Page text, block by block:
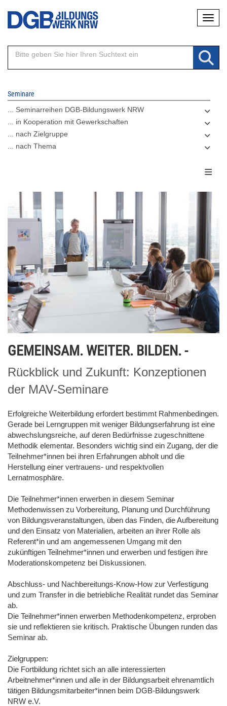
Direkt
Inhalt
Seminare
... Seminarreihen DGB-Bildungswerk NRW
... in Kooperation mit Gewerkschaften
... nach Zielgruppe
... nach Thema
GEMEINSAM. WEITER. BILDEN. -
Rückblick und Zukunft: Konzeptionen
der MAV-Seminare
Erfolgreiche Weiterbildung erfordert bestimmt Rahmenbedingen.
Gerade bei Lerngruppen mit weniger Bildungserfahrung ist eine
abwechslungsreiche, auf deren Bedürfnisse zugeschnittene
Methodik elementar. Besonders wichtig sind ein Zugang, der die
Teilnehmer*innen bei ihren Erfahrungen abholt und die
Herstellung einer vertrauens- und respektvollen
Lernatmosphäre.
Die Teilnehmer*innen erwerben in diesem Seminar
Methodenwissen zu Vorbereitung, Planung und Durchführung
von Bildungsveranstaltungen, üben das Finden, die Aufbereitung
und den Einsatz von Materialien, arbeiten an ihrer Rolle als
Referent*in und am angemessenen Umgang mit den
zukünftigen Teilnehmer*innen und erwerben und festigen ihre
Moderationskompetenz bei Diskussionen.
Abschluss- und Nachbereitungs-Know-How zur Verfestigung
und zum Transfer in die betriebliche Realität rundet das Seminar
ab.
Die Teilnehmer*innen erwerben Methodenkompetenz, erproben
sie und reflektieren sie kritisch. Praktische Übungen runden das
Seminar ab.
Zielgruppen:
Die Fortbildung richtet sich an alle interessierten
Arbeitnehmer*innen und alle in der Bildungsarbeit ehrenamtlich
tätigen Bildungsmitarbeiter*innen beim DGB-Bildungswerk
NRW e.V.